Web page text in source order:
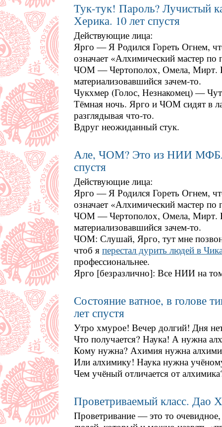
Тук-тук! Пароль? Лучистый
Херика. 10 лет спустя
Действующие лица:
Ярго — Я Родился Гореть Огнем,
означает «Алхимический мастер
ЧОМ — Чертополох, Омела, Мирт.
материализовавшийся зачем-то.
Чукхмер (Голос, Незнакомец) —
Тёмная ночь. Ярго и ЧОМ сидят в
разглядывая что-то.
Вдруг неожиданный стук.
Але, ЧОМ? Это из НИИ
спустя
Действующие лица:
Ярго — Я Родился Гореть Огнем,
означает «Алхимический мастер
ЧОМ — Чертополох, Омела, Мирт.
материализовавшийся зачем-то.
ЧОМ: Слушай, Ярго, тут мне
чтоб яперестал дурить людей в
профессиональнее.
Ярго [безразлично]: Все НИИ на
Состояние ватное, в голове
лет спустя
Утро хмурое! Вечер долгий! Дня
Что получается? Наука! А нужна
Кому нужна? Ахимия нужна
Или алхимику! Наука нужна
Чем учёный отличается от
Проветриваемый класс. Дао
Проветривание — это то очевидное,